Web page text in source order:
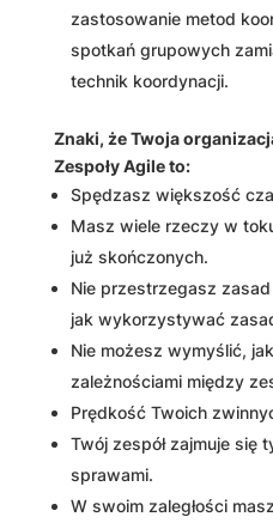
zastosowanie metod
spotkań grupowych
technik koordynacji.
Znaki, że Twoja
Zespoły Agile to:
Spędzasz większość
Masz wiele rzeczy w
już skończonych.
Nie przestrzegasz
jak wykorzystywać
Nie możesz wymyślić,
zależnościami między
Prędkość Twoich
Twój zespół zajmuje się
sprawami.
W swoim zaległości